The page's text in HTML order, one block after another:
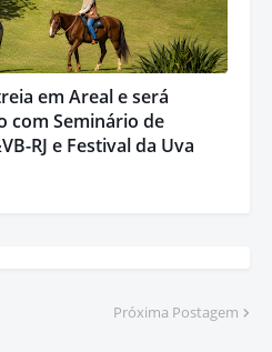
em Areal e será
com Seminário de
RJ e Festival da Uva
Próxima Postagem